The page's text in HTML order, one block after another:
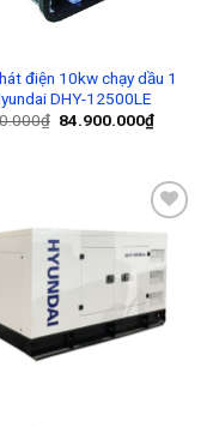
điện 10kw chạy dầu 1
DHY-12500LE
₫ 84.900.000₫
Add to
Wishlist